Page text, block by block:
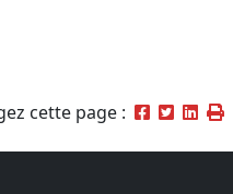
cette page :